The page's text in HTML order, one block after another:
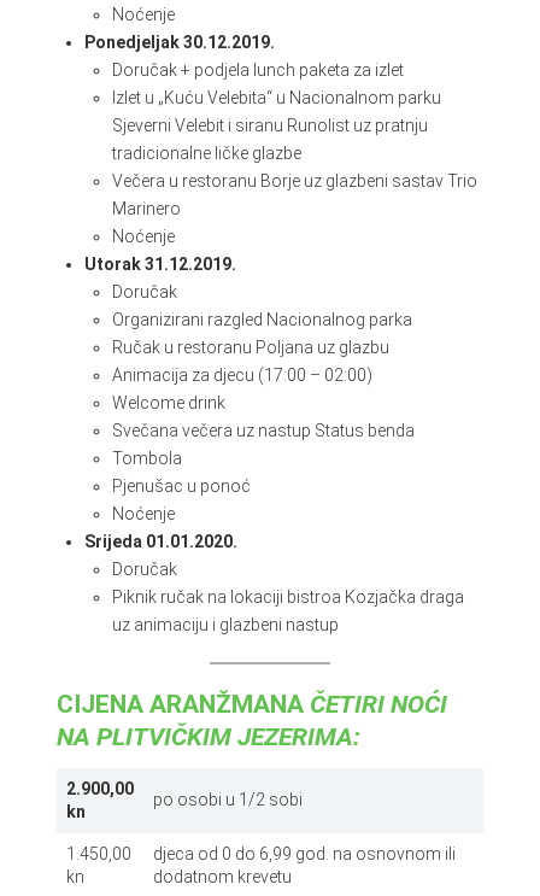
Noćenje
Ponedjeljak 30.12.2019.
Doručak + podjela lunch paketa za izlet
Izlet u „Kuću Velebita“ u Nacionalnom parku
Sjeverni Velebit i siranu Runolist uz pratnju
tradicionalne ličke glazbe
Večera u restoranu Borje uz glazbeni sastav Trio
Marinero
Noćenje
Utorak 31.12.2019.
Doručak
Organizirani razgled Nacionalnog parka
Ručak u restoranu Poljana uz glazbu
Animacija za djecu (17:00 – 02:00)
Welcome drink
Svečana večera uz nastup Status benda
Tombola
Pjenušac u ponoć
Noćenje
Srijeda 01.01.2020.
Doručak
Piknik ručak na lokaciji bistroa Kozjačka draga
uz animaciju i glazbeni nastup
CIJENA ARANŽMANA ČETIRI NOĆI
NA PLITVIČKIM JEZERIMA:
2.900,00
kn
po osobi u 1/2 sobi
1.450,00
kn
djeca od 0 do 6,99 god. na osnovnom ili
dodatnom krevetu